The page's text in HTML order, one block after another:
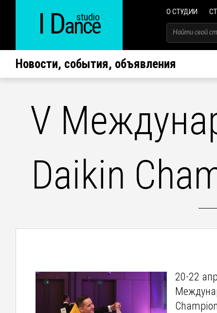
I Dance
studio О СТУДИИ
Новости, события, объявления
V
Daikin
20-22